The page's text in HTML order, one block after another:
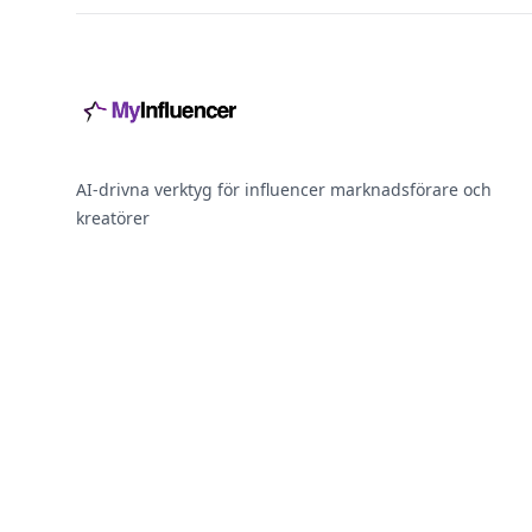
AI-drivna verktyg för influencer marknadsförare och
kreatörer